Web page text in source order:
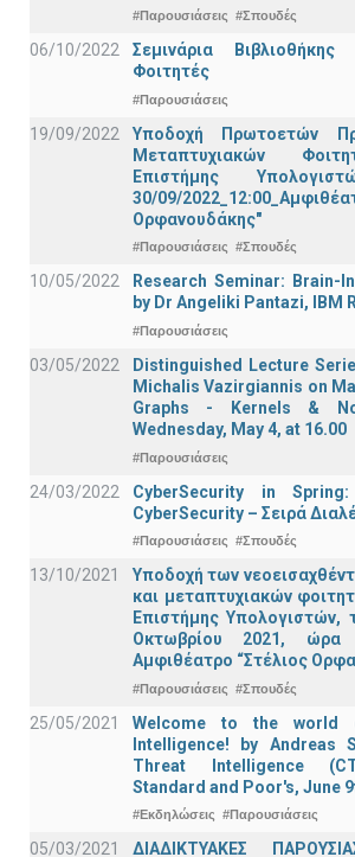
#Παρουσιάσεις #Σπουδές
06/10/2022
Σεμινάρια
Φοιτητές
#Παρουσιάσεις
19/09/2022
Υποδοχή Πρωτοετών
Μεταπτυχιακών
Επιστήμης
30/09/
Ορφανουδάκης"
#Παρουσιάσεις #Σπουδές
10/05/2022
Research Seminar: Brain-
by Dr Angeliki Pantazi, IBM
#Παρουσιάσεις
03/05/2022
Distinguished Lecture
Michalis Vazirgiannis on
Graphs - Kernels &
Wednesday, May 4, at 16.00
#Παρουσιάσεις
24/03/2022
CyberSecurity in
CyberSecurity – Σειρά
#Παρουσιάσεις #Σπουδές
13/10/2021
Υποδοχή των
και μεταπτυχιακών
Επιστήμης Υπολογιστών,
Οκτωβρίου 2021,
Αμφιθέατρο “Στέλιος
#Παρουσιάσεις #Σπουδές
25/05/2021
Welcome to the world
Intelligence! by Andreas
Threat Intelligence
Standard and Poor's, June
#Εκδηλώσεις #Παρουσιάσεις
05/03/2021 ΔΙΑΔΙΚΤΥΑΚΕΣ